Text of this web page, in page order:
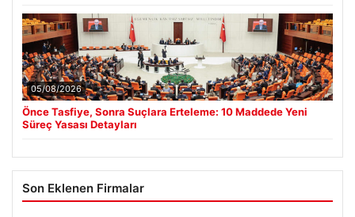
05/08/2026
Önce Tasfiye, Sonra Suçlara Erteleme: 10 Maddede Yeni
Süreç Yasası Detayları
Son Eklenen Firmalar